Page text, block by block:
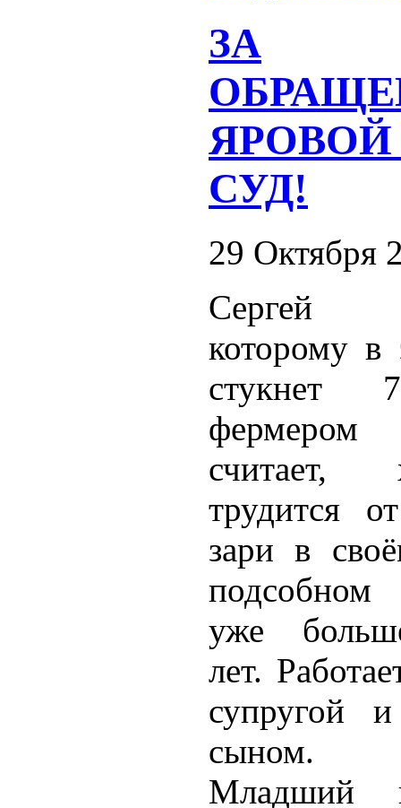
ЗА
ЯРОВОЙ
СУД!
29 Октября
Сергей
которому в
стукнет
трудится
зари в
подсобном
уже
лет.
супругой
сыном.
Младший